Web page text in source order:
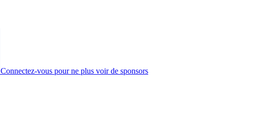
Connectez-vous pour ne plus voir de sponsors